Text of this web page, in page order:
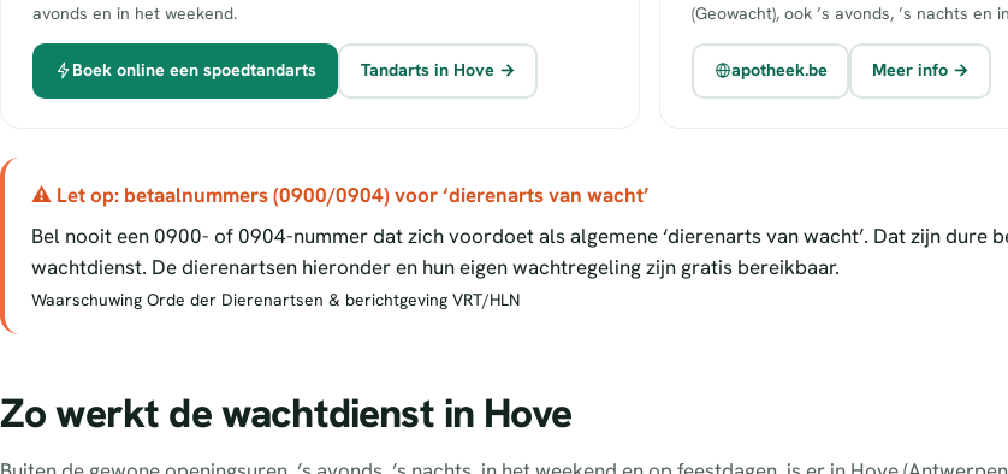
avonds en in het weekend.
Boek online een spoedtandarts Tandarts in Hove →
(Geowacht), ook ’s avonds, ’s nachts en
apotheek.be Meer info →
⚠ Let op: betaalnummers (0900/0904) voor ‘dierenarts van wacht’
Bel nooit een 0900- of 0904-nummer dat zich voordoet als algemene ‘dierenarts van wacht’. Dat zijn dure
wachtdienst. De dierenartsen hieronder en hun eigen wachtregeling zijn gratis bereikbaar.
Waarschuwing Orde der Dierenartsen & berichtgeving VRT/HLN
Zo werkt de wachtdienst in Hove